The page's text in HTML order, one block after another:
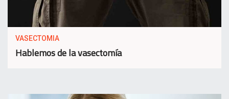
VASECTOMIA
Hablemos de la vasectomía